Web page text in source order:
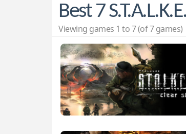
Best 7
Viewing games 1 to 7 (of 7 games)